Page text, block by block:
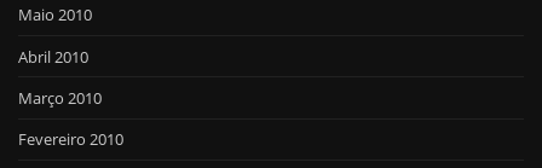
Maio 2010
Abril 2010
Março 2010
Fevereiro 2010